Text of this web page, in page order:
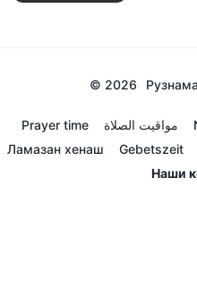
© 2026
Prayer time مواقيت الصلاة
Ламазан хенаш
Gebetszeit
Наши